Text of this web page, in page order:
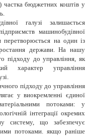
бюджетних коштів у
галузі залишається
машинобудівної
перетворюється на один із
держави. На нашу
підходу до управління, як
характер управління
.
підходу до управління
у виокремленні єдиної
потоками: у
інтеграції окремих
систему, що забезпечує
потоками. якщо раніше